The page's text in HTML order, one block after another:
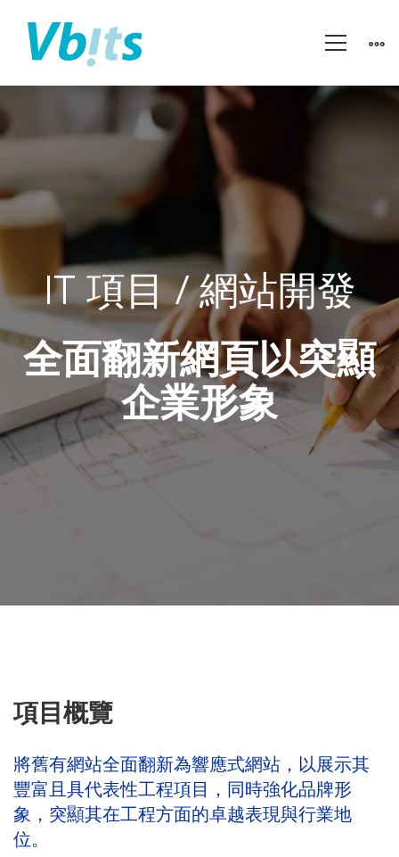
璧
香
港IT 項目 / 網站開發
全面翻新網頁以突顯
企業形象
項目概覽
將舊有網站全面翻新為響應式網站，以展示其
豐富且具代表性工程項目，同時強化品牌形
象，突顯其在工程方面的卓越表現與行業地
位。